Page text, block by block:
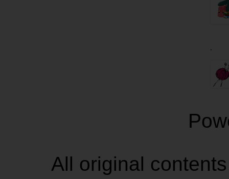
.
All original